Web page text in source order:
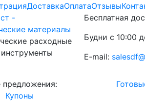
ДоставкаОплатаОтзывы
расходные
Бесплатная
Будни с 10:00
E-mail:
предложения:
Купоны